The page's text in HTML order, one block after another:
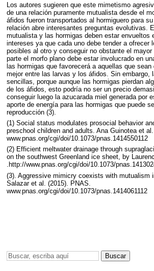
Los autores sugieren que este mimetismo
de una relación puramente mutualista desde el
áfidos fueron transportados al hormiguero para
relación abre interesantes preguntas evolutivas.
mutualista y las hormigas deben estar envueltos
intereses ya que cada uno debe tender a ofrecer
posibles al otro y conseguir no obstante el
parte el morfo plano debe estar involucrado en
las hormigas que favorecerá a aquellas que
mejor entre las larvas y los áfidos. Sin embargo,
sencillas, porque aunque las hormigas pierdan
de los áfidos, esto podría no ser un precio
conseguir luego la azucarada miel generada por
aporte de energía para las hormigas que puede
reproducción (3).
(1) Social status modulates prosocial behavior
preschool children and adults. Ana Guinotea et
www.pnas.org/cgi/doi/10.1073/pnas.1414550112
(2) Efficient meltwater drainage through
on the southwest Greenland ice sheet, by
.http://www.pnas.org/cgi/doi/10.1073/
(3). Aggressive mimicry coexists with mutualism
Salazar et al. (2015).
PNAS
www.pnas.org/cgi/doi/10.1073/pnas.1414061112